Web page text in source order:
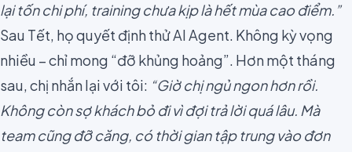
lại tốn chi phí, training chưa kịp là hết mùa cao điểm.”
Sau Tết, họ quyết định thử AI Agent. Không kỳ vọng
nhiều – chỉ mong “đỡ khủng hoảng”. Hơn một tháng
sau, chị nhắn lại với tôi: “Giờ chị ngủ ngon hơn rồi.
Không còn sợ khách bỏ đi vì đợi trả lời quá lâu. Mà
team cũng đỡ căng, có thời gian tập trung vào đơn